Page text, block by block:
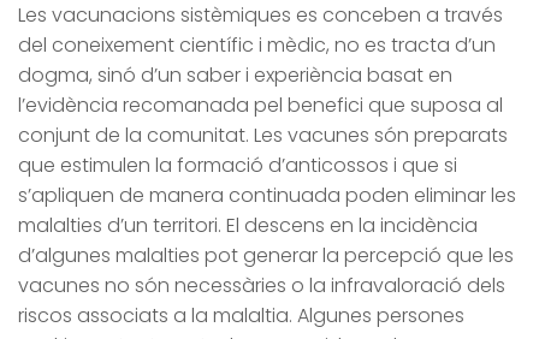
Les vacunacions sistèmiques es conceben a través
del coneixement científic i mèdic, no es tracta d’un
dogma, sinó d’un saber i experiència basat en
l’evidència recomanada pel benefici que suposa al
conjunt de la comunitat. Les vacunes són preparats
que estimulen la formació d’anticossos i que si
s’apliquen de manera continuada poden eliminar les
malalties d’un territori. El descens en la incidència
d’algunes malalties pot generar la percepció que les
vacunes no són necessàries o la infravaloració dels
riscos associats a la malaltia. Algunes persones